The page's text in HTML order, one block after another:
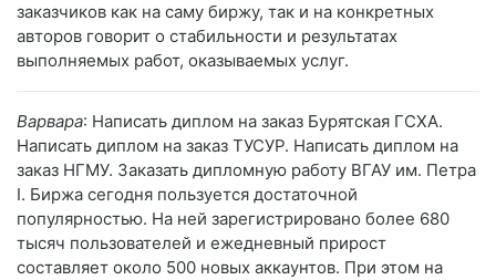
заказчиков как на саму биржу, так и на конкретных
авторов говорит о стабильности и результатах
выполняемых работ, оказываемых услуг.
Варвара: Написать диплом на заказ Бурятская ГСХА.
Написать диплом на заказ ТУСУР. Написать диплом на
заказ НГМУ. Заказать дипломную работу ВГАУ им. Петра
I. Биржа сегодня пользуется достаточной
популярностью. На ней зарегистрировано более 680
тысяч пользователей и ежедневный прирост
составляет около 500 новых аккаунтов. При этом на